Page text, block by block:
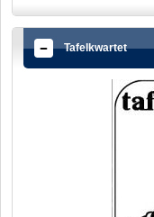
Tafelkwartet